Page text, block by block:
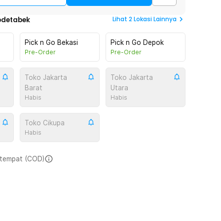
Lihat 2Lokasi Lainnya
Pick n Go Bekasi
Pre-Order
Pick n Go Depok
Pre-Order
Toko Jakarta
Barat
Habis
Toko Jakarta
Utara
Habis
Toko Cikupa
Habis
(COD)